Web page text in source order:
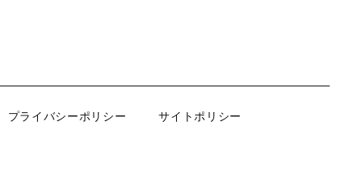
プライバシーポリシー サイトポリシー